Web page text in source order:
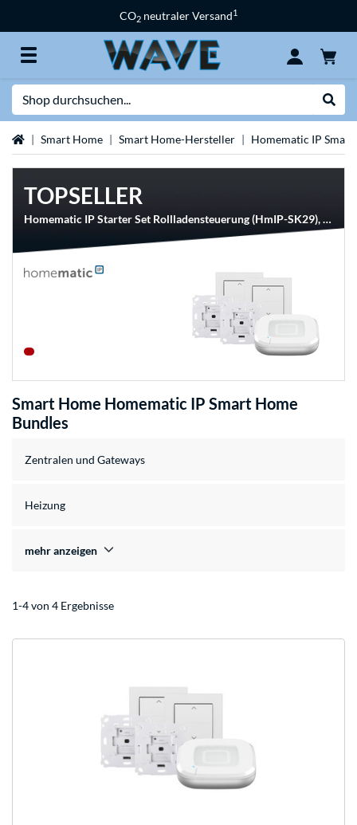
CO2 neutraler Versand1
StartseiteSmart Home Smart Home-Hersteller Homematic IP Smart
TOPSELLER
Homematic IP Starter Set Rollladensteuerung (HmIP-SK29), Steuermodul
Smart Home Homematic IP Smart Home
Bundles
Zentralen und Gateways
Heizung
mehr anzeigen
1-4 von 4 Ergebnisse